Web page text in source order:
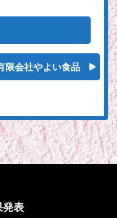
限会社やよい食品
発表